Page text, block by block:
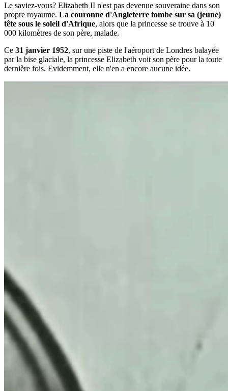
Le saviez-vous? Elizabeth II n'est pas devenue souveraine dans son
propre royaume. La couronne d'Angleterre tombe sur sa (jeune)
tête sous le soleil d'Afrique, alors que la princesse se trouve à 10
000 kilomètres de son père, malade.
Ce 31 janvier 1952, sur une piste de l'aéroport de Londres balayée
par la bise glaciale, la princesse Elizabeth voit son père pour la toute
dernière fois. Evidemment, elle n'en a encore aucune idée.